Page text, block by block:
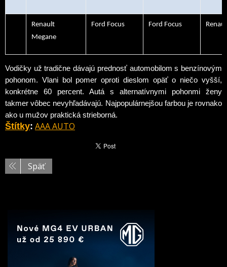
Renault
Megane
Ford Focus Ford Focus
Vodičky už tradične dávajú prednosť automobilom s benzínovým
pohonom. Vlani bol pomer oproti dieslom opäť o niečo vyšší,
konkrétne 60 percent. Autá s alternatívnymi pohonmi ženy
takmer vôbec nevyhľadávajú. Najpopulárnejšou farbou je rovnako
ako u mužov praktická strieborná.
Štítky: AAA AUTO
Späť